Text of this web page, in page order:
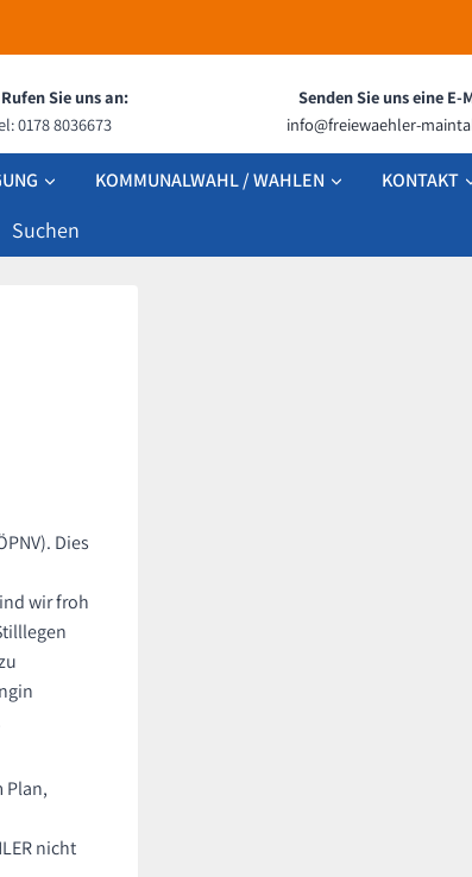
Rufen Sie uns an:
0178 8036673
Senden Sie uns eine E-
info@freiewaehler-
KOMMUNALWAHL / WAHLEN KONTAKT
Dies
wir froh
Plan,
nicht